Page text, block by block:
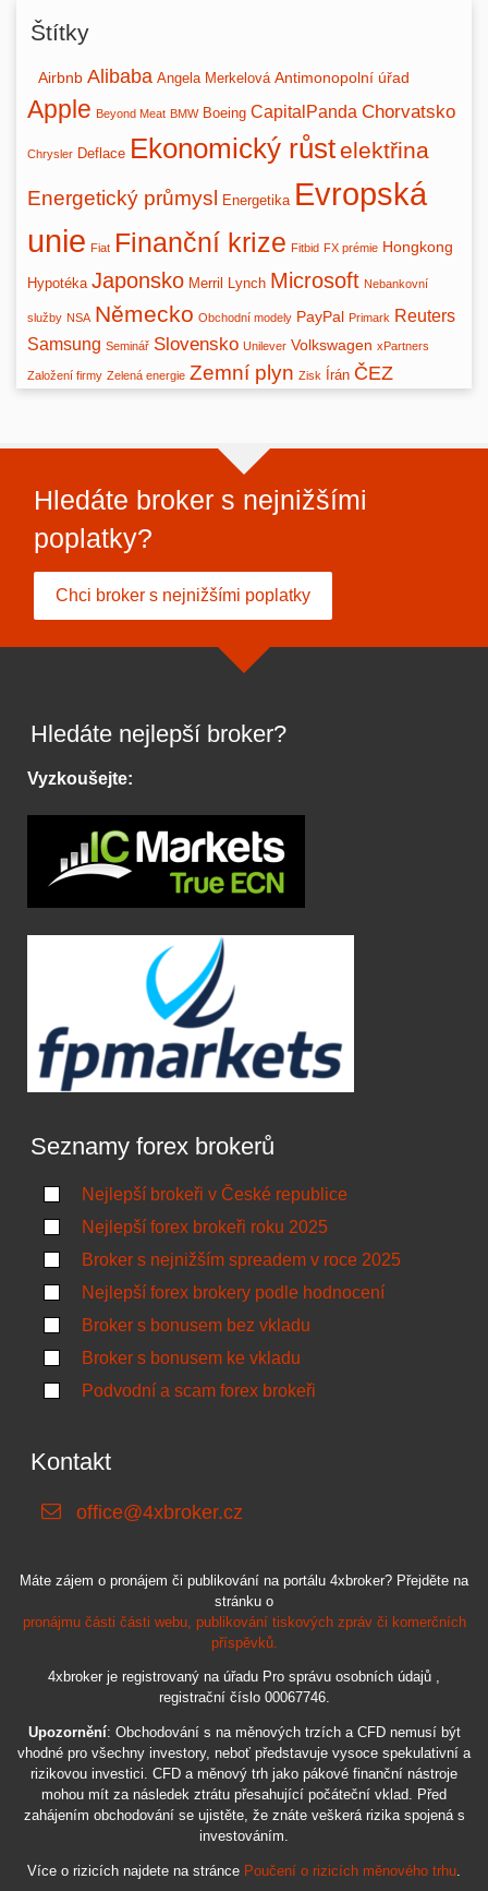
Štítky
Airbnb Alibaba Angela Merkelová Antimonopolní úřad
Apple Beyond Meat BMW Boeing CapitalPanda Chorvatsko
Chrysler Deflace Ekonomický růstelektřina
Energetický průmysl Energetika Evropská
unie Fiat Finanční krize Fitbid FX prémie Hongkong
Hypotéka Japonsko Merril Lynch Microsoft Nebankovní
služby NSA Německo Obchodní modely PayPal Primark Reuters
Samsung Seminář Slovensko Unilever Volkswagen xPartners
Založení firmy Zelená energie Zemní plyn Zisk Írán ČEZ
Hledáte broker s nejnižšími
poplatky?
Chci broker s nejnižšími poplatky
Hledáte nejlepší broker?
Vyzkoušejte:
Seznamy forex brokerů
Nejlepší brokeři v České republice
Nejlepší forex brokeři roku 2025
Broker s nejnižším spreadem v roce 2025
Nejlepší forex brokery podle hodnocení
Broker s bonusem bez vkladu
Broker s bonusem ke vkladu
Podvodní a scam forex brokeři
Kontakt
office@4xbroker.cz
Máte zájem o pronájem či publikování na portálu 4xbroker? Přejděte na
stránku o
pronájmu části části webu, publikování tiskových zpráv či komerčních
příspěvků.
4xbroker je registrovaný na úřadu Pro správu osobních údajů ,
registrační číslo 00067746.
Upozornění: Obchodování s na měnových trzích a CFD nemusí být
vhodné pro všechny investory, neboť představuje vysoce spekulativní a
rizikovou investici. CFD a měnový trh jako pákové finanční nástroje
mohou mít za následek ztrátu přesahující počáteční vklad. Před
zahájením obchodování se ujistěte, že znáte veškerá rizika spojená s
investováním.
Více o rizicích najdete na stránce Poučení o rizicích měnového trhu.